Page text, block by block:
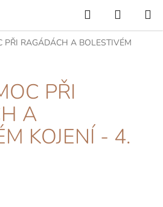
Hledat
KOŠÍK
PŘI RAGÁDÁCH A BOLESTIVÉM
PŘI
A
KOJENÍ - 4.